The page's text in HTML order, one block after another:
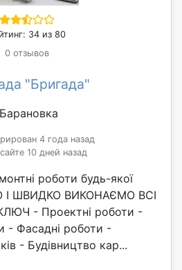
34 из 80
0 отзывов
"Бригада"
Барановка
4 года назад
10 дней назад
роботи будь-якої
І ШВИДКО ВИКОНАЄМО ВСІ
- Проектні роботи -
- Фасадні роботи -
- Будівництво кар...